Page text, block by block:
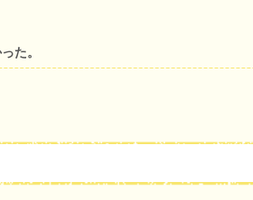
た。